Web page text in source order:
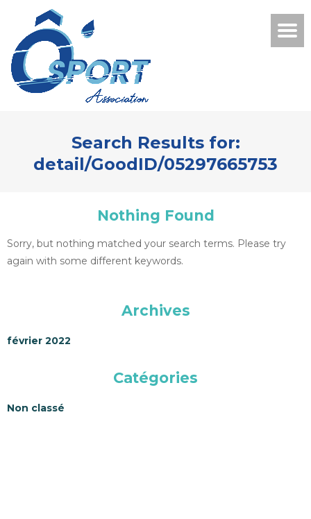
Search Results for:
detail/GoodID/05297665753
Nothing Found
Sorry, but nothing matched your search terms. Please try
again with some different keywords.
Archives
février 2022
Catégories
Non classé